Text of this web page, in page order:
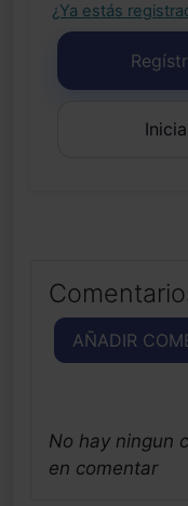
¿Ya estás
AÑADIR
No hay ningun
en comentar